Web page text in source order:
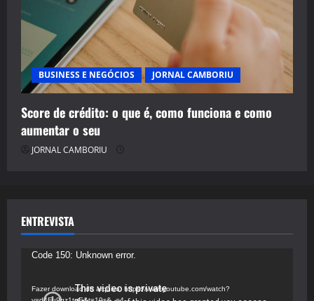
BUSINESS E NEGÓCIOS JORNAL CAMBORIU
Score de crédito: o que é, como funciona e como
aumentar o seu
JORNAL CAMBORIU
ENTREVISTA
Tocador
vídeo
Code 150: Unknown error.
Fazer download do arquivo: https://www.youtube.com/watch?